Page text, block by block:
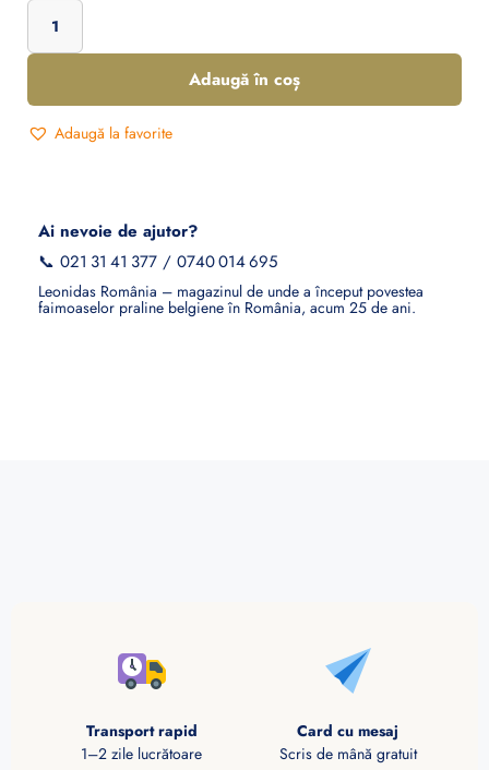
Adaugă în coș
Adaugă la favorite
Ai nevoie de ajutor?
📞 021 31 41 377 / 0740 014 695
Leonidas România – magazinul de unde a început povestea
faimoaselor praline belgiene în România, acum 25 de ani.
Transport rapid
1–2 zile lucrătoare
Card cu mesaj
Scris de mână gratuit